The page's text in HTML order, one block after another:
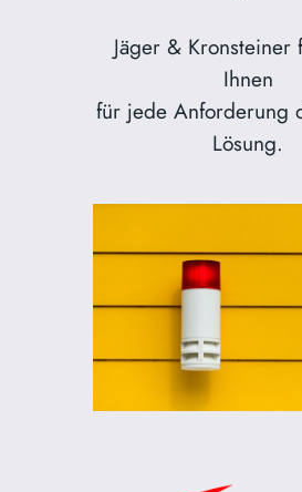
Jäger & Kronsteiner
Ihnen
für jede Anforderung
Lösung.